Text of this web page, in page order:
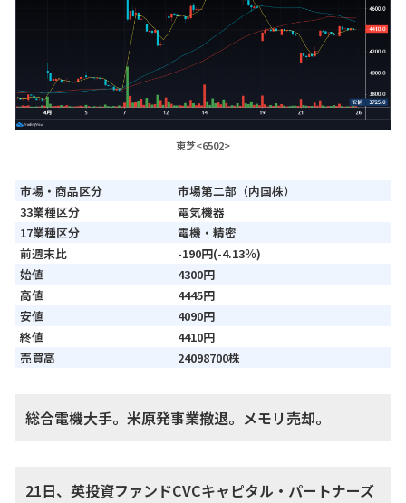
東芝<6502>
市場・商品区分
市場第二部（内国株）
33業種区分
電気機器
17業種区分
電機・精密
前週末比
-190円(-4.13％)
始値
4300円
高値
4445円
安値
4090円
終値
4410円
売買高
24098700株
総合電機大手。米原発事業撤退。メモリ売却。
21日、英投資ファンドCVCキャピタル・パートナーズ